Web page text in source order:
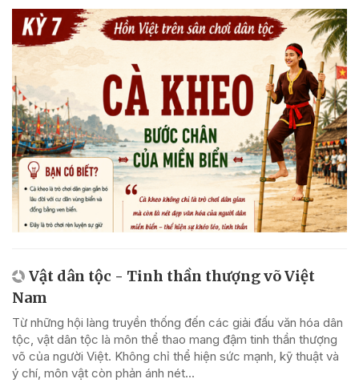
Vật dân tộc - Tinh thần thượng võ Việt
Nam
Từ những hội làng truyền thống đến các giải đấu văn hóa dân
tộc, vật dân tộc là môn thể thao mang đậm tinh thần thượng
võ của người Việt. Không chỉ thể hiện sức mạnh, kỹ thuật và
ý chí, môn vật còn phản ánh nét...